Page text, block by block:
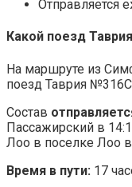
Отправляется
Какой поезд
На маршруте из
поезд Таврия №316С
Состав
Пассажирский в
Лоо в поселке Лоо в
Время в пути: 17